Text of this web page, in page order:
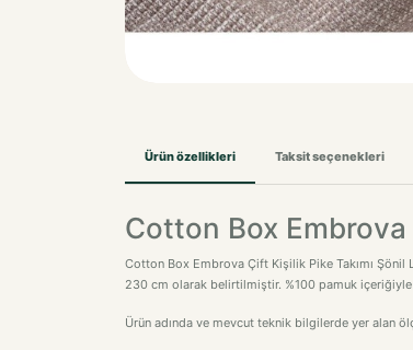
Ürün özellikleri Taksit seçenekleri
Cotton Box Embrova
Cotton Box Embrova Çift Kişilik Pike Takımı
230 cm olarak belirtilmiştir. %100 pamuk
Ürün adında ve mevcut teknik bilgilerde yer alan